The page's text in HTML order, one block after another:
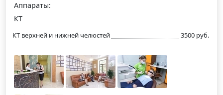
Аппараты:
КТ
КТ верхней и нижней челюстей 3500 руб.